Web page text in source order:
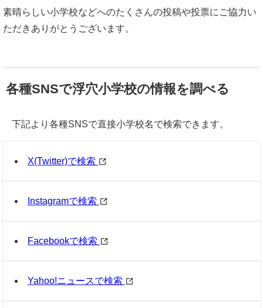
素晴らしい小学校などへのたくさんの投稿や投票にご協力い
ただきありがとうございます。
各種SNSで浮穴小学校の情報を調べる
下記より各種SNSで直接小学校名で検索できます。
X(Twitter)で検索
Instagramで検索
Facebookで検索
Yahoo!ニュースで検索